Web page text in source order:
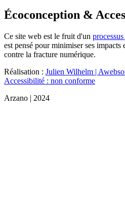
Écoconception &
Ce site web est le fruit d'un
est pensé pour minimiser ses
contre la fracture numérique.
Réalisation : Julien Wilhelm |
Accessibilité : non conforme
Arzano | 2024